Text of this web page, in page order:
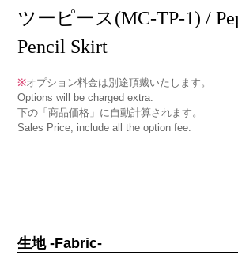
ツーピース(MC-TP-1) /
Pencil Skirt
※オプション料金は別途頂戴いたします。
Options will be charged extra.
下の「商品価格」に自動計算されます。
Sales Price, include all the option fee.
生地 -Fabric-